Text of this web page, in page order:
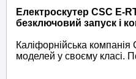
Електроскутер CSC E-
безключовий запуск і
Каліфорнійська
моделей у своєму класі.